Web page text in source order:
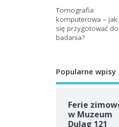
Tomografia
komputerowa – jak
się przygotować do
badania?
Popularne wpisy
Ferie
w Muzeum
Dulag 121